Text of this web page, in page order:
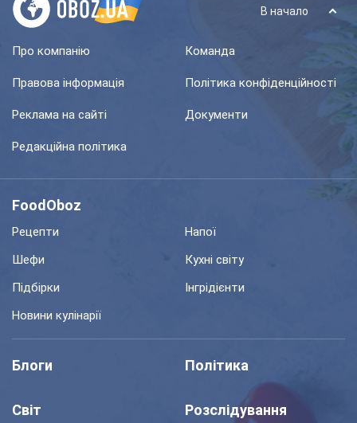
В начало
Про компанію Команда
Правова інформація Політика конфіденційності
Реклама на сайті Документи
Редакційна політика
FoodOboz
Рецепти
Напої
Шефи
Кухні світу
Підбірки
Інгрідієнти
Новини кулінарії
Блоги Політика
Світ Розслідування